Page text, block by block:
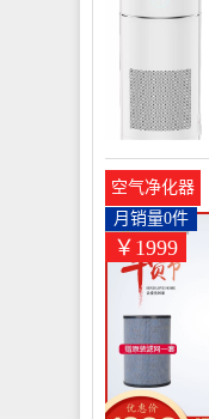
空气净化器
￥1999
月销量0件